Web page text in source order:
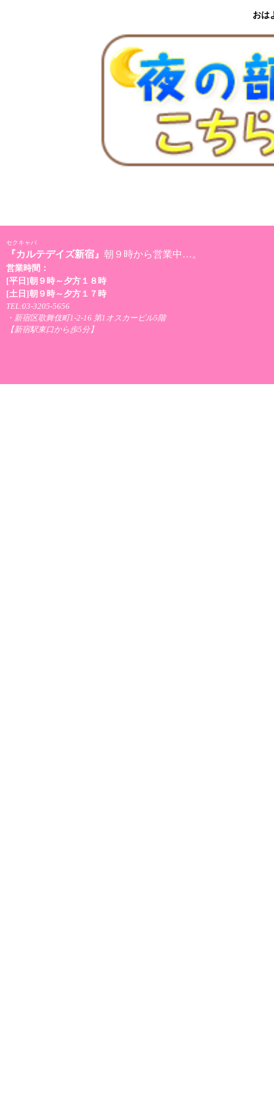
おは
セクキャバ
『カルテデイズ新宿』 朝９時から営業中…。
営業時間：
[平日]朝９時～夕方１８時
[土日]朝９時～夕方１７時
TEL:03-3205-5656
・新宿区歌舞伎町1-2-16 第1オスカービル5階
【新宿駅東口から歩5分】